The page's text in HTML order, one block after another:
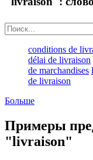
conditions de
délai de livraison
de marchandises
de livraison
Больше
Примеры
"livraison"